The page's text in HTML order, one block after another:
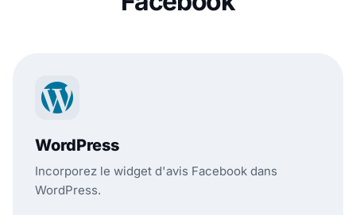
WordPress
Incorporez le widget d'avis Facebook dans
WordPress.